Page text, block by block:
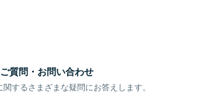
質問・お問い合わせ
するさまざまな疑問にお答えします。